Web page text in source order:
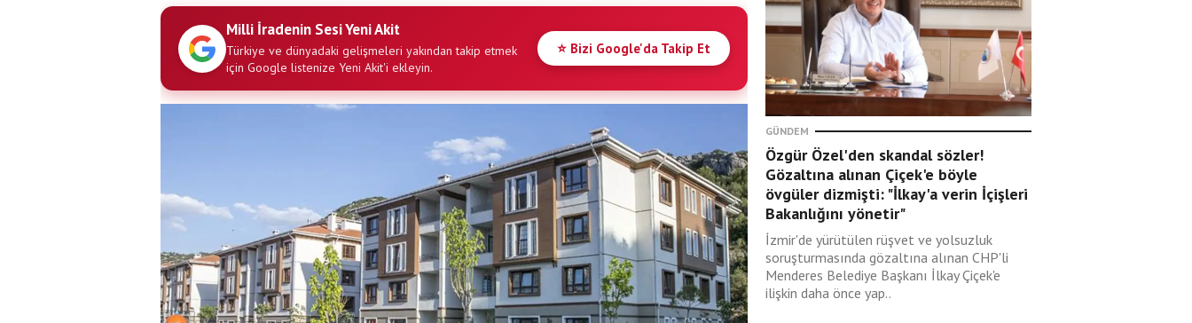
Milli İradenin Sesi Yeni Akit
Türkiye ve dünyadaki gelişmeleri yakından takip etmek
için Google listenize Yeni Akit'i ekleyin.
⭐ Bizi Google'da Takip Et
GÜNDEM
Özgür Özel'den skandal sözler!
Gözaltına alınan Çiçek'e böyle
övgüler dizmişti: "İlkay'a verin İçişleri
Bakanlığını yönetir"
İzmir'de yürütülen rüşvet ve yolsuzluk
soruşturmasında gözaltına alınan CHP'li
Menderes Belediye Başkanı İlkay Çiçek'e
ilişkin daha önce yap..